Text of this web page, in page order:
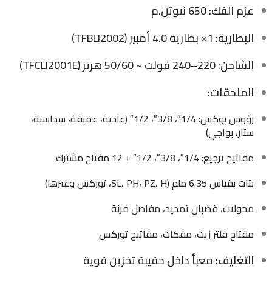
عزم الفك:
البطارية:
الشاحن:
الملحقات:
رؤوس بوكس: 1/4″، 3/8″، 1/2″ (عادية، عميقة، سداسية،
ستار، بواجي)
مفاتيح ترجيع: 1/4″، 3/8″، 1/2″ + 12 مفتاح مشترك
بتات بقياس 6.35 ملم (SL، PH، PZ، H، توركس وغيرها)
محولات، قضبان تمديد، مفاصل مرنة
مفتاح فلتر زيت، مفكات، مفاتيح توركس
التغليف:معبأ داخل حقيبة تخزين قوية